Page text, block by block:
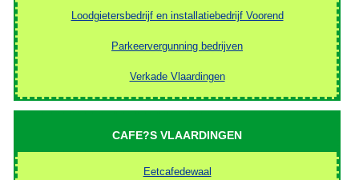
Loodgietersbedrijf en installatiebedrijf Voorend
Parkeervergunning bedrijven
Verkade Vlaardingen
CAFE?S VLAARDINGEN
Eetcafedewaal